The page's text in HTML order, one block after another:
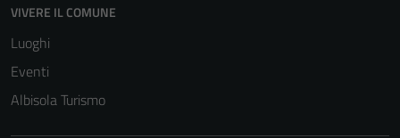
VIVERE IL COMUNE
Luoghi
Eventi
Albisola Turismo